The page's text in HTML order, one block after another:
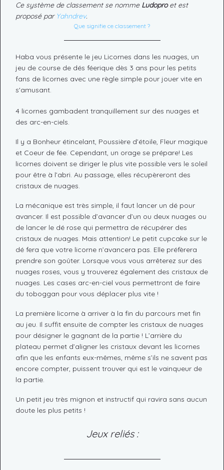
Ce système de classement se nomme Ludoproet est
proposé par Yahndrev.
Que signifie ce classement ?
Haba vous présente le jeu Licornes dans les nuages, un
jeu de course de dés féerique dès 3 ans pour les petits
fans de licornes avec une règle simple pour jouer vite en
s'amusant.
4 licornes gambadent tranquillement sur des nuages et
des arc-en-ciels.
Il y a Bonheur étincelant, Poussière d’étoile, Fleur magique
et Coeur de fée. Cependant, un orage se prépare! Les
licornes doivent se diriger le plus vite possible vers le soleil
pour être à l’abri. Au passage, elles récupèreront des
cristaux de nuages.
La mécanique est très simple, il faut lancer un dé pour
avancer. Il est possible d’avancer d’un ou deux nuages ou
de lancer le dé rose qui permettra de récupérer des
cristaux de nuages. Mais attention! Le petit cupcake sur le
dé fera que votre licorne n’avancera pas. Elle préfèrera
prendre son goûter. Lorsque vous vous arrêterez sur des
nuages roses, vous y trouverez également des cristaux de
nuages. Les cases arc-en-ciel vous permettront de faire
du toboggan pour vous déplacer plus vite !
La première licorne à arriver à la fin du parcours met fin
au jeu. Il suffit ensuite de compter les cristaux de nuages
pour désigner le gagnant de la partie ! L’arrière du
plateau permet d’aligner les cristaux devant les licornes
afin que les enfants eux-mêmes, même s’ils ne savent pas
encore compter, puissent trouver qui est le vainqueur de
la partie.
Un petit jeu très mignon et instructif qui ravira sans aucun
doute les plus petits !
Jeux reliés :